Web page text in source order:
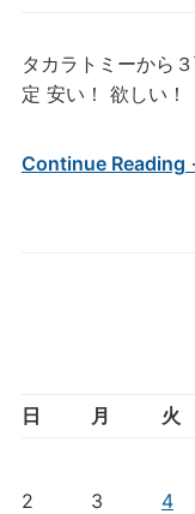
日 月 火
2
3 4
タカラトミーから
定 安い！ 欲しい！
Continue Reading